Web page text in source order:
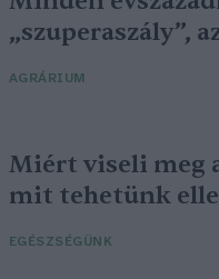
„szuperaszály”,
AGRÁRIUM
Miért viseli meg
mit tehetünk
EGÉSZSÉGÜNK